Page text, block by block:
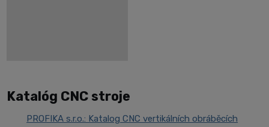
Katalóg CNC stroje
PROFIKA s.r.o.: Katalog CNC vertikálních obráběcích